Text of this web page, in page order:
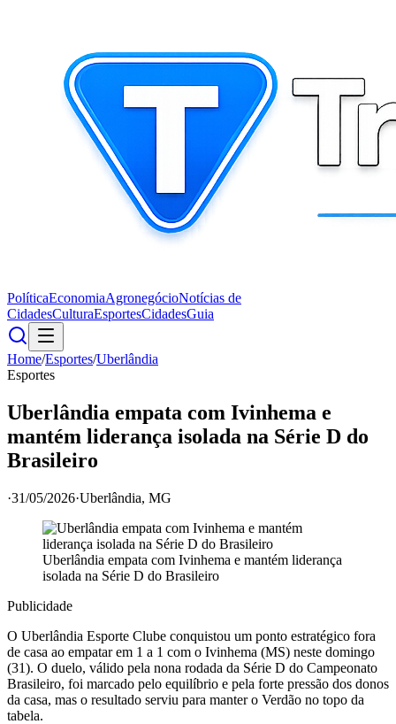
PolíticaEconomiaAgronegócioNotícias de
CidadesCulturaEsportesCidadesGuia
Home/Esportes/Uberlândia
Esportes
Uberlândia empata com Ivinhema e
mantém liderança isolada na Série D do
Brasileiro
·31/05/2026·Uberlândia, MG
Uberlândia empata com Ivinhema e mantém liderança
isolada na Série D do Brasileiro
Publicidade
O Uberlândia Esporte Clube conquistou um ponto estratégico fora
de casa ao empatar em 1 a 1 com o Ivinhema (MS) neste domingo
(31). O duelo, válido pela nona rodada da Série D do Campeonato
Brasileiro, foi marcado pelo equilíbrio e pela forte pressão dos donos
da casa, mas o resultado serviu para manter o Verdão no topo da
tabela.